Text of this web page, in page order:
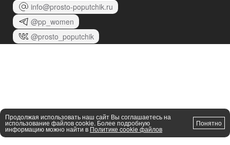
info@prosto-poputchik.ru
@pp_women
@prosto_poputchik
Продолжая использовать наш сайт Вы соглашаетесь на
использование файлов cookie. Более подробную
информацию можно найти в Политике cookie файлов
Понятно